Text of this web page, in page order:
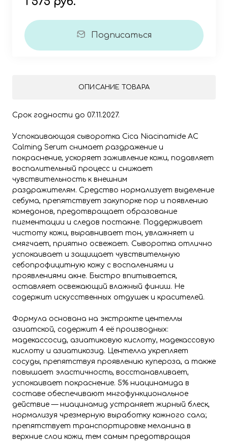
Подписаться
ОПИСАНИЕ ТОВАРА
Срок годности до 07.11.2027.
Успокаивающая сыворотка Cica Niacinamide AC
Calming Serum снимает раздражение и
покраснение, ускоряет заживление кожи, подавляет
воспалительный процесс и снижает
чувствительность к внешним
раздражителям. Средство нормализует выделение
себума, препятствует закупорке пор и появлению
комедонов, предотвращает образование
пигментации и следов постакне. Поддерживает
чистоту кожи, выравнивает тон, увлажняет и
смягчает, приятно освежает. Сыворотка отлично
успокаивает и защищает чувствительную
себопрофицитную кожу с воспалениями и
проявлениями акне. Быстро впитывается,
оставляет освежающий влажный финиш. Не
содержит искусственных отдушек и красителей.
Формула основана на экстракте центеллы
азиатской, содержит 4 её производных:
мадекассосид, азиатиковую кислоту, мадекассовую
кислоту и азиатикозид. Центелла укрепляет
сосуды, препятствуя проявлению купероза, а также
повышает эластичность, восстанавливает,
успокаивает покраснение. 5% ниацинамида в
составе обеспечивают мнгофункциональное
действие — ниацинамид устраняет жирный блеск,
нормализуя чрезмерную выработку кожного сала;
препятствует транспортировке меланина в
верхние слои кожи, тем самым предотвращая